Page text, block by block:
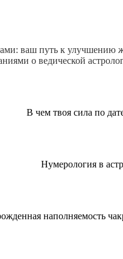
ваш путь к улучшению
о ведической
В чем твоя сила по
Нумерология в
наполняемость